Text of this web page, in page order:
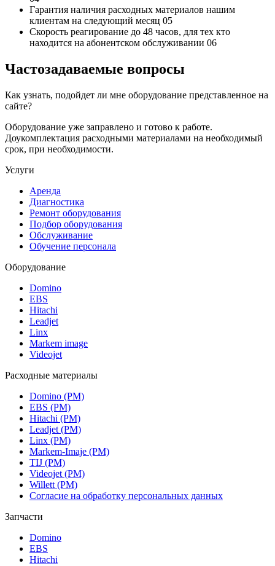
Гарантия наличия расходных материалов нашим
клиентам на следующий месяц 05
Скорость реагирование до 48 часов, для тех кто
находится на абонентском обслуживании 06
Частозадаваемые вопросы
Как узнать, подойдет ли мне оборудование представленное на
сайте?
Оборудование уже заправлено и готово к работе.
Доукомплектация расходными материалами на необходимый
срок, при необходимости.
Услуги
Аренда
Диагностика
Ремонт оборудования
Подбор оборудования
Обслуживание
Обучение персонала
Оборудование
Domino
EBS
Hitachi
Leadjet
Linx
Markem image
Videojet
Расходные материалы
Domino (РМ)
EBS (РМ)
Hitachi (РМ)
Leadjet (РМ)
Linx (РМ)
Markem-Imaje (РМ)
TIJ (РМ)
Videojet (РМ)
Willett (РМ)
Согласие на обработку персональных данных
Запчасти
Domino
EBS
Hitachi